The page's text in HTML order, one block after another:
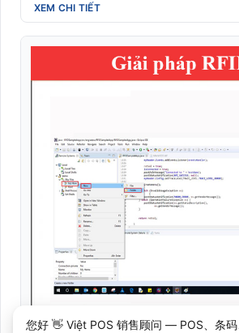
XEM CHI TIẾT
您好 👋 Việt POS 销售顾问 — POS、条码